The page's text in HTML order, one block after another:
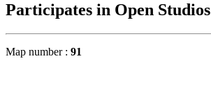
Participates in Open Studios
Map number : 91